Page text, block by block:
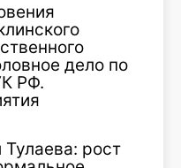
дело по
РФ.
рост